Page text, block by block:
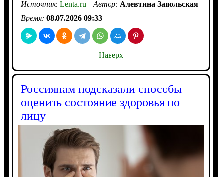
Источник: Lenta.ru Автор: Алевтина Запольская
Время: 08.07.2026 09:33
Наверх
Россиянам подсказали способы
оценить состояние здоровья по
лицу